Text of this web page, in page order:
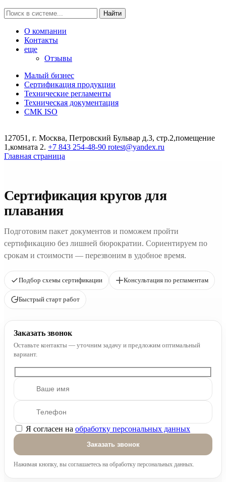
Найти
О компании
Контакты
еще
Отзывы
Малый бизнес
Сертификация продукции
Технические регламенты
Техническая документация
СМК ISO
127051, г. Москва, Петровский Бульвар д.3, стр.2,помещение
1,комната 2. +7 843 254-48-90 rotest@yandex.ru
Главная страница
Сертификация кругов для
плавания
Подготовим пакет документов и поможем пройти
сертификацию без лишней бюрократии. Сориентируем по
срокам и стоимости — перезвоним в удобное время.
Подбор схемы сертификации Консультация по регламентам
Быстрый старт работ
Заказать звонок
Оставьте контакты — уточним задачу и предложим оптимальный
вариант.
Оставьте это поле пустым.
Я согласен на обработку персональных данных
Нажимая кнопку, вы соглашаетесь на обработку персональных данных.